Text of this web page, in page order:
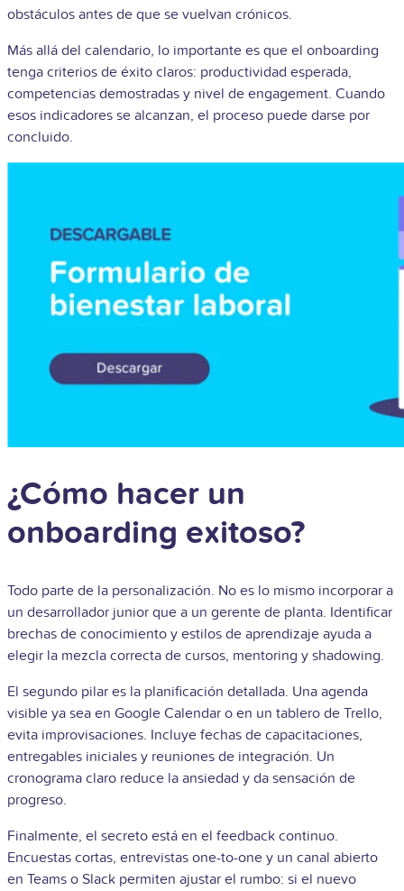
obstáculos antes de que se vuelvan crónicos.
Más allá del calendario, lo importante es que el onboarding
tenga criterios de éxito claros: productividad esperada,
competencias demostradas y nivel de engagement. Cuando
esos indicadores se alcanzan, el proceso puede darse por
concluido.
¿Cómo hacer un
onboarding exitoso?
Todo parte de la personalización. No es lo mismo incorporar a
un desarrollador junior que a un gerente de planta. Identificar
brechas de conocimiento y estilos de aprendizaje ayuda a
elegir la mezcla correcta de cursos, mentoring y shadowing.
El segundo pilar es la planificación detallada. Una agenda
visible ya sea en Google Calendar o en un tablero de Trello,
evita improvisaciones. Incluye fechas de capacitaciones,
entregables iniciales y reuniones de integración. Un
cronograma claro reduce la ansiedad y da sensación de
progreso.
Finalmente, el secreto está en el feedback continuo.
Encuestas cortas, entrevistas one-to-one y un canal abierto
en Teams o Slack permiten ajustar el rumbo: si el nuevo